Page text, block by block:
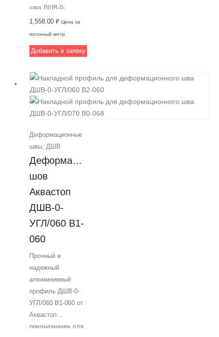
шва ДШВ-0-
УГЛ/060 В0-060 от
компании
Подходит для
60 мм и
выдерживает
высокие нагрузки
от пешеходного
Идеально
подходит для
торговых центров и
монтируется и
соединяет две
плиты стена-пол.
для строительных
проектов.
1,558.00 ₽ Цена за
погонный метр
Добавить в заявку
Деформационные
швы ДШВ
Деформационный
шов
Аквастоп
ДШВ-0-
УГЛ/060 В1-
060
Прочный и
надежный
алюминиевый
профиль ДШВ-0-
УГЛ/060 В1-060 от
Аквастоп
предназначен для